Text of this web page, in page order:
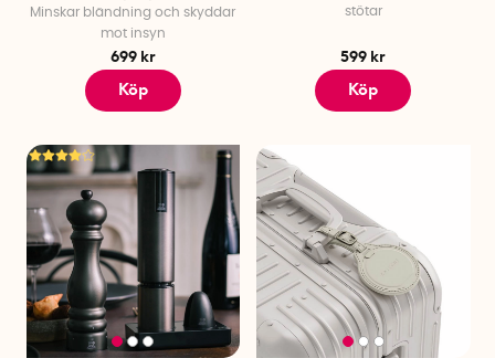
Minskar bländning och skyddar
mot insyn
699 kr
Köp
stötar
599 kr
Köp